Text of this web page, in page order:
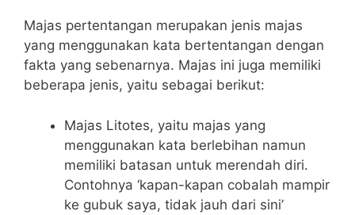
Majas pertentangan merupakan jenis majas
yang menggunakan kata bertentangan dengan
fakta yang sebenarnya. Majas ini juga memiliki
beberapa jenis, yaitu sebagai berikut:
Majas Litotes, yaitu majas yang
menggunakan kata berlebihan namun
memiliki batasan untuk merendah diri.
Contohnya ‘kapan-kapan cobalah mampir
ke gubuk saya, tidak jauh dari sini’